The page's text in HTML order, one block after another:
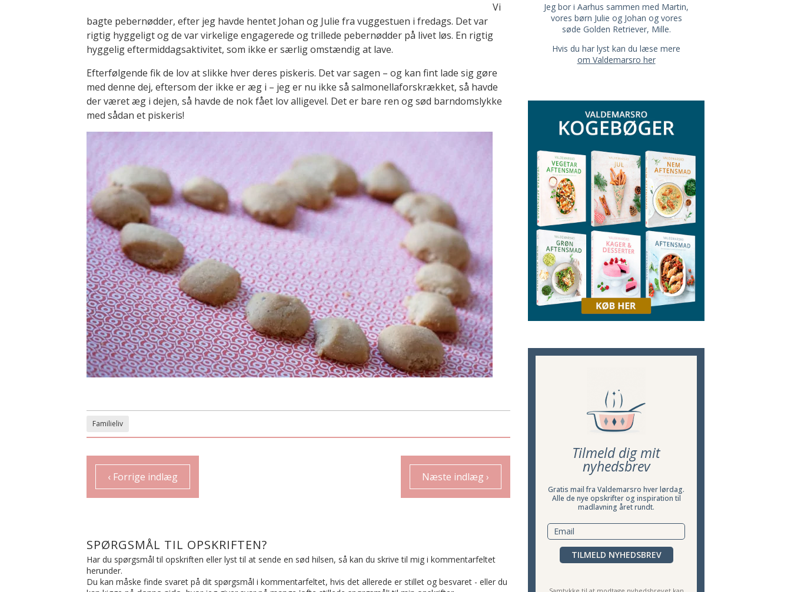
Vi
bagte pebernødder, efter jeg havde hentet Johan og Julie fra vuggestuen i fredags. Det var
rigtig hyggeligt og de var virkelige engagerede og trillede pebernødder på livet løs. En rigtig
hyggelig eftermiddagsaktivitet, som ikke er særlig omstændig at lave.
Efterfølgende fik de lov at slikke hver deres piskeris. Det var sagen – og kan fint lade sig gøre
med denne dej, eftersom der ikke er æg i – jeg er nu ikke så salmonellaforskrækket, så havde
der været æg i dejen, så havde de nok fået lov alligevel. Det er bare ren og sød barndomslykke
med sådan et piskeris!
Familieliv
‹ Forrige indlæg Næste indlæg ›
SPØRGSMÅL TIL OPSKRIFTEN?
Har du spørgsmål til opskriften eller lyst til at sende en sød hilsen, så kan du skrive til mig i kommentarfeltet
herunder.
Du kan måske finde svaret på dit spørgsmål i kommentarfeltet, hvis det allerede er stillet og besvaret - eller du
Jeg bor i Aarhus sammen med Martin,
vores børn Julie og Johan og vores
søde Golden Retriever, Mille.
Hvis du har lyst kan du læse mere
om Valdemarsro her
Tilmeld dig mit
nyhedsbrev
Gratis mail fra Valdemarsro hver lørdag.
Alle de nye opskrifter og inspiration til
madlavning året rundt.
TILMELD NYHEDSBREV